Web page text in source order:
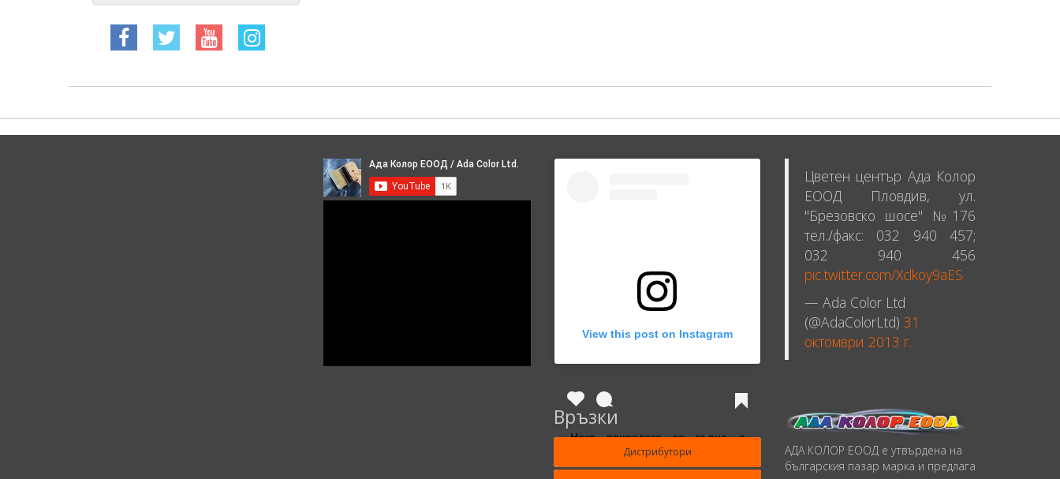
View this post on Instagram
Нека природата се върне в
Цветен център Ада Колор
ЕООД Пловдив, ул.
"Брезовско шосе" №176
тел./факс: 032 940 457;
032 940 456
pic.twitter.com/Xclkoy9aES
— Ada Color Ltd
(@AdaColorLtd) 31
октомври 2013 г.
Връзки
Дистрибутори
АДА КОЛОР ЕООД е утвърдена на
българския пазар марка и предлага